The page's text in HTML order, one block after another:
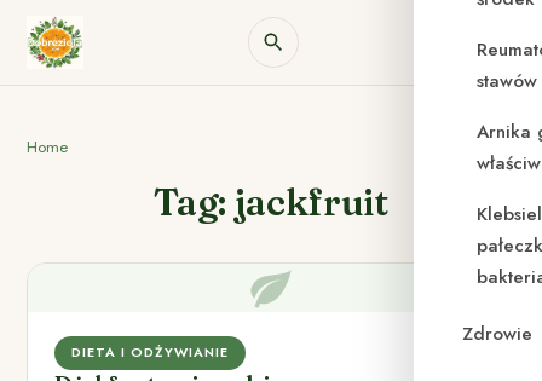
Arnika
Zdrowie
Home
Tag: jackfruit
DIETA I ODŻYWIANIE